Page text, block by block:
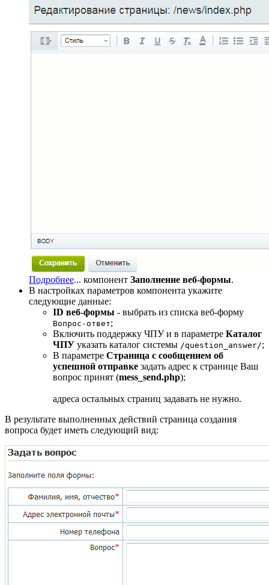
Подробнее... компонент Заполнение веб-формы.
В настройках параметров компонента укажите
следующие данные:
ID веб-формы - выбрать из списка веб-форму
Вопрос-ответ;
Включить поддержку ЧПУ и в параметре Каталог
ЧПУ указать каталог системы /question_answer/;
В параметре Страница с сообщением об
успешной отправке задать адрес к странице Ваш
вопрос принят (mess_send.php);
адреса остальных страниц задавать не нужно.
В результате выполненных действий страница создания
вопроса будет иметь следующий вид: